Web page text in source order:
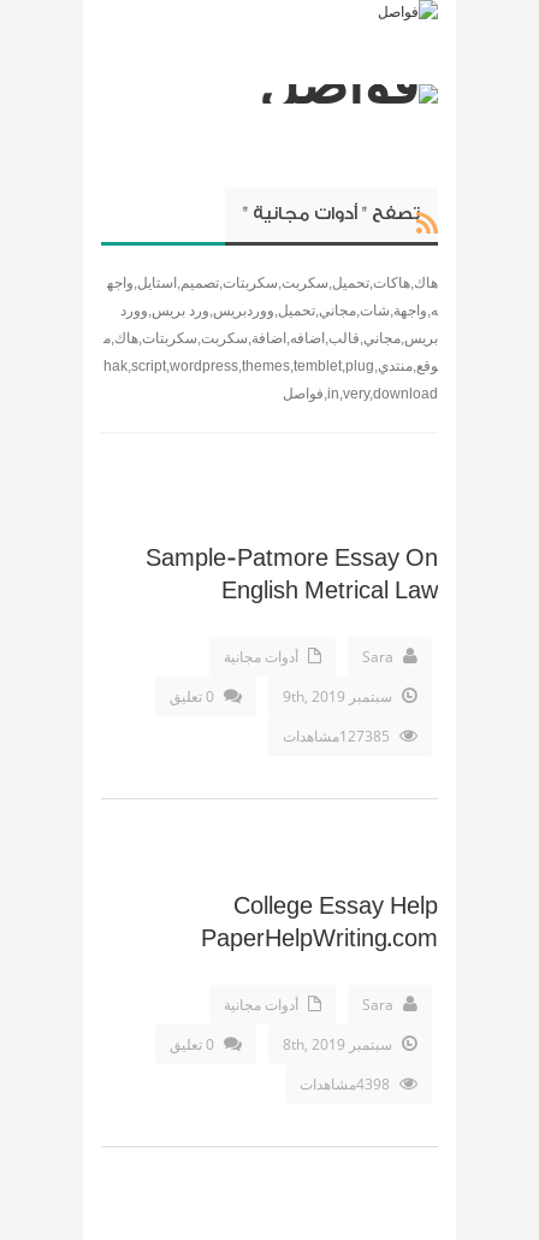
تصفح " أدوات مجانية "
هاك,هاكات,تحميل,سكربت,سكربتات,تصميم,استايل,واجه
ه,واجهة,شات,مجاني,تحميل,ووردبريس,ورد بريس,وورد
بريس,مجاني,قالب,اضافه,اضافة,سكربت,سكربتات,هاك,م
وقع,منتدي,hak,script,wordpress,themes,temblet,plug
in,very,download,فواصل
Sample-Patmore Essay On
English Metrical Law
Sara
أدوات مجانية
سبتمبر 9th, 2019
0 تعليق
College Essay Help
PaperHelpWriting.com
Sara
أدوات مجانية
سبتمبر 8th, 2019
0 تعليق